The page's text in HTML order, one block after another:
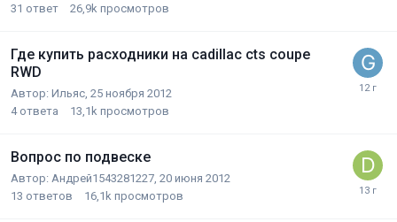
31 ответ 26,9k просмотров
Где купить расходники на cadillac cts coupe
RWD
Автор: Ильяс 25 ноября 2012
4 ответа 13,1k просмотров
Вопрос по подвеске
Автор: Андрей1543281227 20 июня 2012
13 ответов 16,1k просмотров